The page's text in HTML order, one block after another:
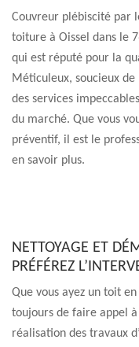
Couvreur plébiscité par
toiture à Oissel dans le
qui est réputé pour la
Méticuleux, soucieux
des services
du marché. Que vous
préventif, il est le
en savoir plus.
NETTOYAGE ET
PRÉFÉREZ
Que vous ayez un toit
toujours de faire appel
réalisation des travaux